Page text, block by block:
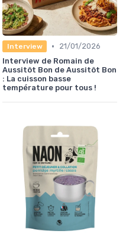
Interview •
21/01/2026
Interview de Romain de
Aussitôt Bon de Aussitôt Bon
: La cuisson basse
température pour tous !